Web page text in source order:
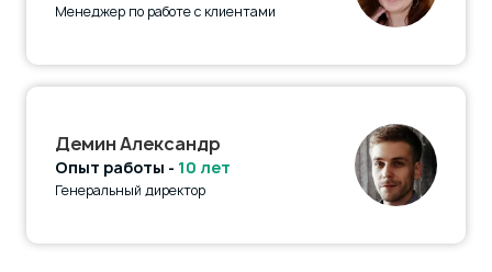
Менеджер по работе с клиентами
Демин Александр
Опыт работы - 10 лет
Генеральный директор